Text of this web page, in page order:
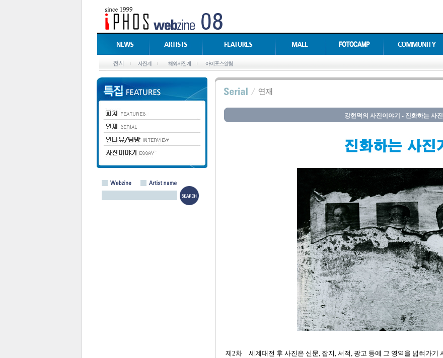
강현덕의 사진이야기 - 진화하는 사
제2차 세계대전 후 사진은 신문, 잡지, 서적, 광고 등에 그 영역을 넓혀가기